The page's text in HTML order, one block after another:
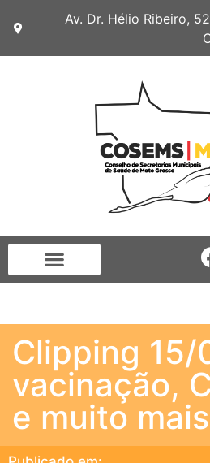
Av. Dr. Hélio Ribeiro,
Clipping 15/
vacinação,
e muito mais